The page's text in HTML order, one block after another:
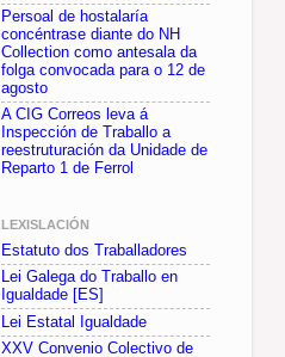
Persoal de hostalaría
concéntrase diante do NH
Collection como antesala da
folga convocada para o 12 de
agosto
A CIG Correos leva á
Inspección de Traballo a
reestruturación da Unidade de
Reparto 1 de Ferrol
LEXISLACIÓN
Estatuto dos Traballadores
Lei Galega do Traballo en
Igualdade [ES]
Lei Estatal Igualdade
XXV Convenio Colectivo de